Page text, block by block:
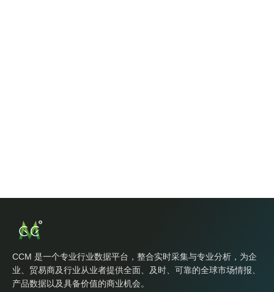
CCM 是一个专业行业数据平台，整合实时采集与专业分析，为企
业、贸易商及行业从业者提供全面、及时、可靠的全球市场情报、
产品数据以及具备价值的商业机会。